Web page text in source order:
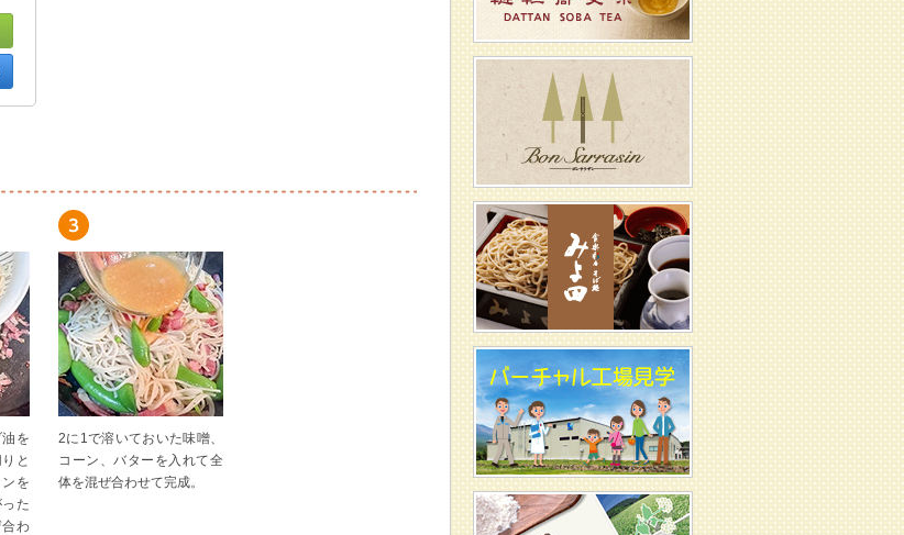
を
と
を
た
わ
2に1で溶いておいた味噌、
コーン、バターを入れて全
体を混ぜ合わせて完成。